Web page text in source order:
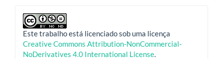
Este trabalho está licenciado sob uma licença
Creative Commons Attribution-NonCommercial-
NoDerivatives 4.0 International License